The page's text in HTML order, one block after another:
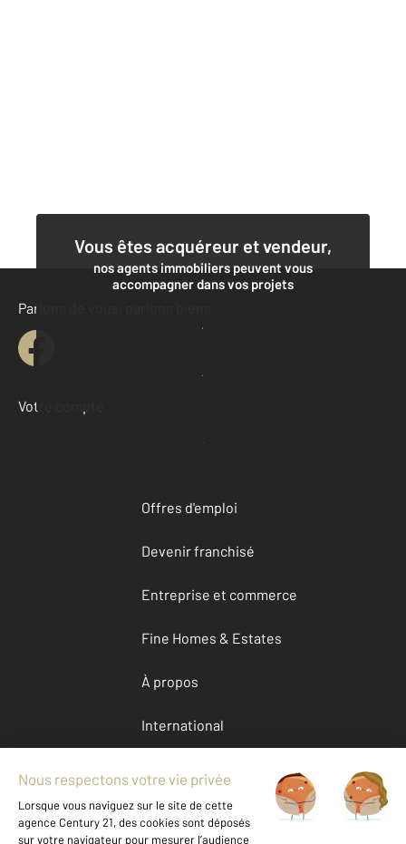
Vous êtes acquéreur et vendeur,
nos agents immobiliers peuvent vous
accompagner dans vos projets
Contacter l'agence
Demander une estimation
Parlons de vous, parlons biens
Votre compte :
Accéder à mon compte
Offres d'emploi
Devenir franchisé
Entreprise et commerce
Fine Homes & Estates
À propos
International